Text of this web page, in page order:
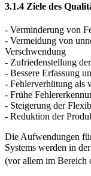
3.1.4 Ziele des
- Verminderung von
- Vermeidung von
Verschwendung
- Zufriedenstellung
- Bessere Erfassung
- Fehlerverhütung als
- Frühe
- Steigerung der
- Reduktion der
Die Aufwendungen
Systems werden in
(vor allem im Bereich